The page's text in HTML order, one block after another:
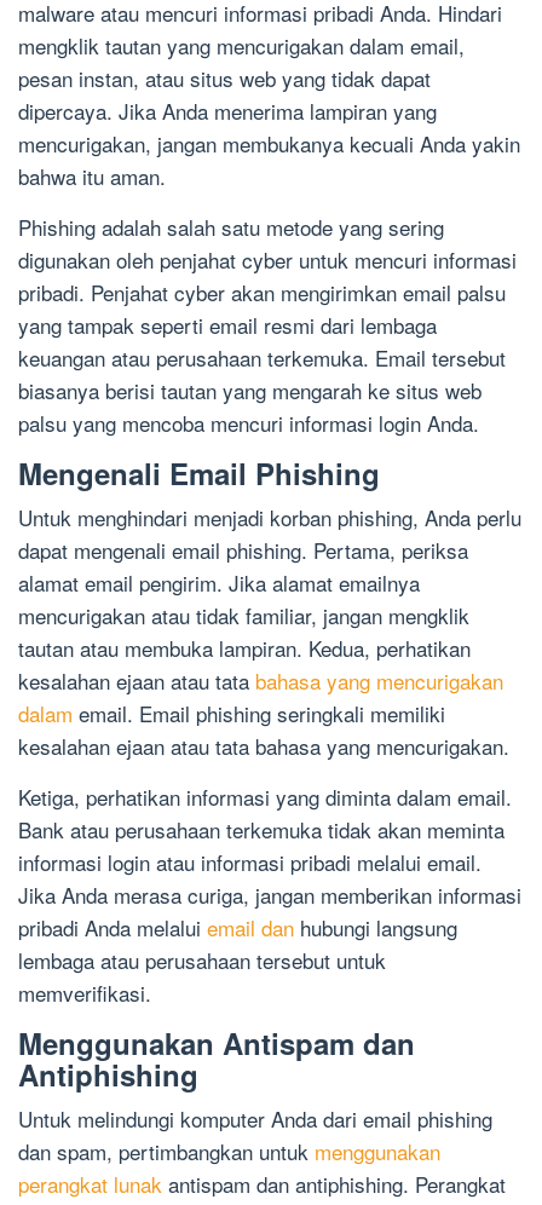
malware atau mencuri informasi pribadi Anda. Hindari
mengklik tautan yang mencurigakan dalam email,
pesan instan, atau situs web yang tidak dapat
dipercaya. Jika Anda menerima lampiran yang
mencurigakan, jangan membukanya kecuali Anda yakin
bahwa itu aman.
Phishing adalah salah satu metode yang sering
digunakan oleh penjahat cyber untuk mencuri informasi
pribadi. Penjahat cyber akan mengirimkan email palsu
yang tampak seperti email resmi dari lembaga
keuangan atau perusahaan terkemuka. Email tersebut
biasanya berisi tautan yang mengarah ke situs web
palsu yang mencoba mencuri informasi login Anda.
Mengenali Email Phishing
Untuk menghindari menjadi korban phishing, Anda perlu
dapat mengenali email phishing. Pertama, periksa
alamat email pengirim. Jika alamat emailnya
mencurigakan atau tidak familiar, jangan mengklik
tautan atau membuka lampiran. Kedua, perhatikan
kesalahan ejaan atau tata bahasa yang mencurigakan
dalam email. Email phishing seringkali memiliki
kesalahan ejaan atau tata bahasa yang mencurigakan.
Ketiga, perhatikan informasi yang diminta dalam email.
Bank atau perusahaan terkemuka tidak akan meminta
informasi login atau informasi pribadi melalui email.
Jika Anda merasa curiga, jangan memberikan informasi
pribadi Anda melalui email dan hubungi langsung
lembaga atau perusahaan tersebut untuk
memverifikasi.
Menggunakan Antispam dan
Antiphishing
Untuk melindungi komputer Anda dari email phishing
dan spam, pertimbangkan untuk menggunakan
perangkat lunak antispam dan antiphishing. Perangkat